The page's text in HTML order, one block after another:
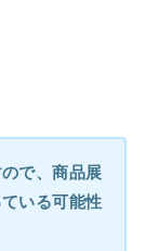
で、商品展
いる可能性